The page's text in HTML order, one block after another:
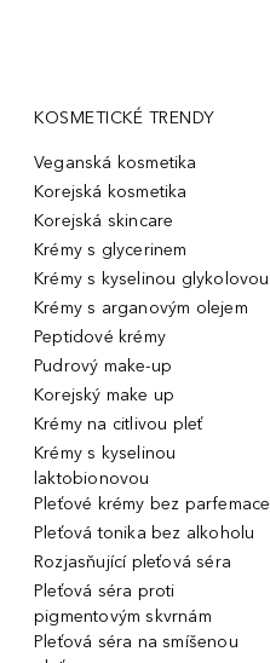
KOSMETICKÉ TRENDY
Veganská kosmetika
Korejská kosmetika
Korejská skincare
Krémy s glycerinem
Krémy s kyselinou glykolovou
Krémy s arganovým olejem
Peptidové krémy
Pudrový make-up
Korejský make up
Krémy na citlivou pleť
Krémy s kyselinou
laktobionovou
Pleťové krémy bez parfemace
Pleťová tonika bez alkoholu
Rozjasňující pleťová séra
Pleťová séra proti
pigmentovým skvrnám
Pleťová séra na smíšenou